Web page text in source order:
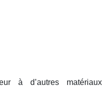
à d’autres matériaux